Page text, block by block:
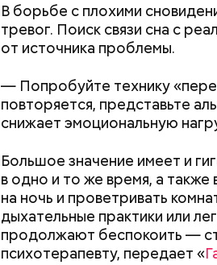
В борьбе с плохими
тревог. Поиск связи сна с
от источника проблемы.
— Попробуйте технику
повторяется, представьте
снижает эмоциональную
Большое значение имеет и
в одно и то же время, а
на ночь и проветривать
дыхательные практики или
продолжают беспокоить —
психотерапевту, передает «
кабачок;
чеснок;
оливковое масло;
соль.
Фото: Shutterstock